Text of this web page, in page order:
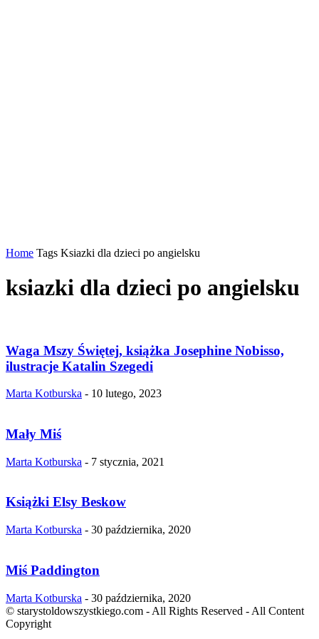
Home Tags Ksiazki dla dzieci po angielsku
ksiazki dla dzieci po angielsku
Waga Mszy Świętej, książka Josephine Nobisso,
ilustracje Katalin Szegedi
Marta Kotburska - 10 lutego, 2023
Mały Miś
Marta Kotburska - 7 stycznia, 2021
Książki Elsy Beskow
Marta Kotburska - 30 października, 2020
Miś Paddington
Marta Kotburska - 30 października, 2020
© starystoldowszystkiego.com - All Rights Reserved - All Content
Copyright